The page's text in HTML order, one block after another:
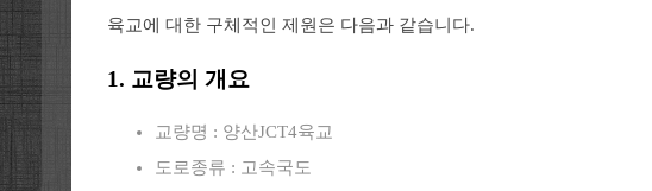
육교에 대한 구체적인 제원은 다음과 같습니다.
1. 교량의 개요
교량명 : 양산JCT4육교
도로종류 : 고속국도